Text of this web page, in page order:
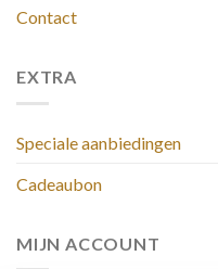
Contact
EXTRA
Speciale aanbiedingen
Cadeaubon
MIJN ACCOUNT